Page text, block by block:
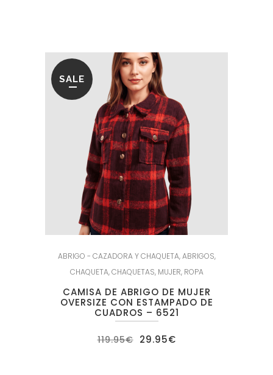
SALE
ABRIGO - CAZADORA Y CHAQUETA,ABRIGOS,
CHAQUETA,CHAQUETAS, MUJER, ROPA
CAMISA DE ABRIGO DE MUJER
OVERSIZE CON ESTAMPADO DE
CUADROS – 6521
119.95€ El
precio
29.95€El